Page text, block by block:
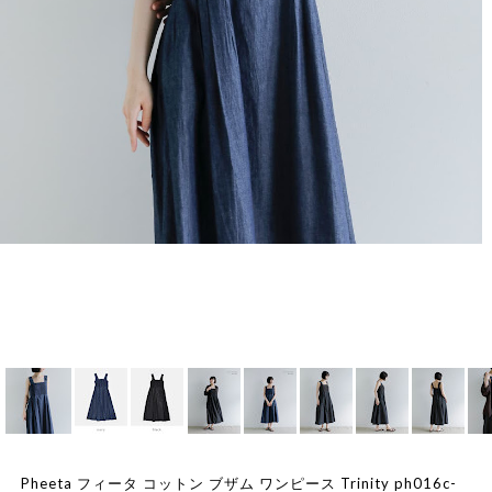
Pheeta フィータ コットン ブザム ワンピース Trinity ph016c-